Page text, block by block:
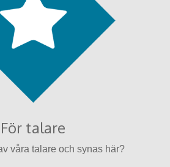
För talare
våra talare och synas här?